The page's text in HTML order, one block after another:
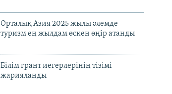
Орталық Азия 2025 жылы әлемде
туризм ең жылдам өскен өңір атанды
Білім грант иегерлерінің тізімі
жарияланды